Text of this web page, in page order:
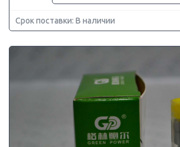
Срок поставки: В наличии